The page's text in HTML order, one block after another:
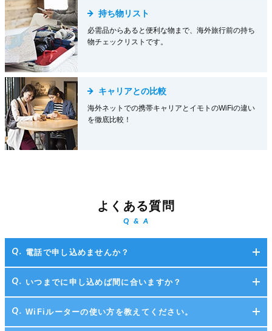
持ち物リスト
必需品からあると便利な物まで、海外旅行前の持ち
物チェックリストです。
キャリアとの比較
海外ネットでの携帯キャリアとイモトのWiFiの違い
を徹底比較！
よくある質問
Q & A
電話で申し込めませんか？
いつまでに申し込めば間に合いますか？
WiFiルーターの使い方を教えてください。